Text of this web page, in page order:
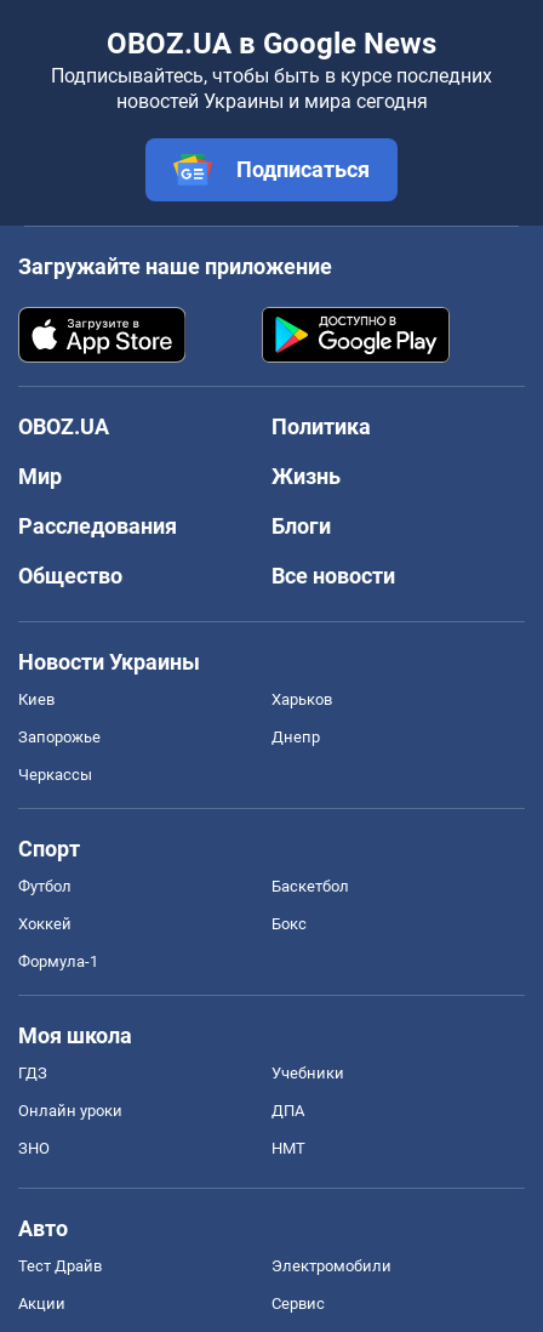
OBOZ.UA в Google News
Подписывайтесь, чтобы быть в курсе последних
новостей Украины и мира сегодня
Подписаться
Загружайте наше приложение
OBOZ.UA
Политика
Мир
Жизнь
Расследования
Блоги
Общество
Все новости
Новости Украины
Киев Харьков
Запорожье Днепр
Черкассы
Спорт
Футбол Баскетбол
Хоккей Бокс
Формула-1
Моя школа
ГДЗ Учебники
Онлайн уроки ДПА
ЗНО НМТ
Авто
Тест Драйв Электромобили
Акции Сервис